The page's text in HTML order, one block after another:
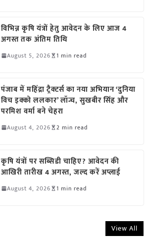
विभिन्न कृषि यंत्रों हेतु आवेदन के लिए आज 4
अगस्त तक अंतिम तिथि
August 5, 2026 1 min read
पंजाब में महिंद्रा ट्रैक्टर्स का नया अभियान ‘दुनिया
विच इक्को ललकार’ लॉन्च, सुखबीर सिंह और
परमिश वर्मा बने चेहरा
August 4, 2026 2 min read
कृषि यंत्रों पर सब्सिडी चाहिए? आवेदन की
आखिरी तारीख 4 अगस्त, जल्द करें अप्लाई
August 4, 2026 1 min read
View All